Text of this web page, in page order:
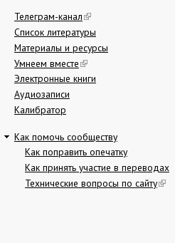
Телеграм-канал
Список литературы
Материалы и ресурсы
Умнеем вместе
Электронные книги
Аудиозаписи
Калибратор
Как помочь сообществу
Как поправить опечатку
Как принять участие в переводах
Технические вопросы по сайту